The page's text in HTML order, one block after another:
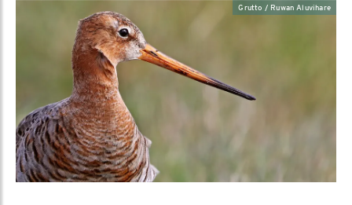
Grutto / Ruwan Aluvihare